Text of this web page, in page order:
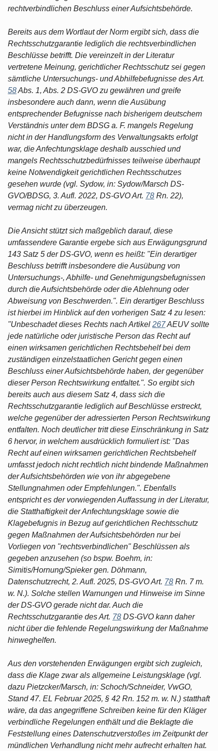
rechtverbindlichen Beschluss einer Aufsichtsbehörde.
Bereits aus dem Wortlaut der Norm ergibt sich, dass die
Rechtsschutzgarantie lediglich die rechtsverbindlichen
Beschlüsse betrifft. Die vereinzelt in der Literatur
vertretene Meinung, gerichtlicher Rechtsschutz sei gegen
sämtliche Untersuchungs- und Abhilfebefugnisse des Art.
58Abs. 1, Abs. 2 DS-GVO zu gewähren und greife
insbesondere auch dann, wenn die Ausübung
entsprechender Befugnisse nach bisherigem deutschem
Verständnis unter dem BDSG a. F. mangels Regelung
nicht in der Handlungsform des Verwaltungsakts erfolgt
war, die Anfechtungsklage deshalb ausschied und
mangels Rechtsschutzbedürfnisses teilweise überhaupt
keine Notwendigkeit gerichtlichen Rechtsschutzes
gesehen wurde (vgl. Sydow, in: Sydow/Marsch DS-
GVO/BDSG, 3. Aufl. 2022, DS-GVO Art. 78 Rn. 22),
vermag nicht zu überzeugen.
Die Ansicht stützt sich maßgeblich darauf, diese
umfassendere Garantie ergebe sich aus Erwägungsgrund
143 Satz 5 der DS-GVO, wenn es heißt: "Ein derartiger
Beschluss betrifft insbesondere die Ausübung von
Untersuchungs-, Abhilfe- und Genehmigungsbefugnissen
durch die Aufsichtsbehörde oder die Ablehnung oder
Abweisung von Beschwerden.". Ein derartiger Beschluss
ist hierbei im Hinblick auf den vorherigen Satz 4 zu lesen:
"Unbeschadet dieses Rechts nach Artikel 267AEUV sollte
jede natürliche oder juristische Person das Recht auf
einen wirksamen gerichtlichen Rechtsbehelf bei dem
zuständigen einzelstaatlichen Gericht gegen einen
Beschluss einer Aufsichtsbehörde haben, der gegenüber
dieser Person Rechtswirkung entfaltet.". So ergibt sich
bereits auch aus diesem Satz 4, dass sich die
Rechtsschutzgarantie lediglich auf Beschlüsse erstreckt,
welche gegenüber der adressierten Person Rechtswirkung
entfalten. Noch deutlicher tritt diese Einschränkung in Satz
6 hervor, in welchem ausdrücklich formuliert ist: "Das
Recht auf einen wirksamen gerichtlichen Rechtsbehelf
umfasst jedoch nicht rechtlich nicht bindende Maßnahmen
der Aufsichtsbehörden wie von ihr abgegebene
Stellungnahmen oder Empfehlungen.". Ebenfalls
entspricht es der vorwiegenden Auffassung in der Literatur,
die Statthaftigkeit der Anfechtungsklage sowie die
Klagebefugnis in Bezug auf gerichtlichen Rechtsschutz
gegen Maßnahmen der Aufsichtsbehörden nur bei
Vorliegen von "rechtsverbindlichen" Beschlüssen als
gegeben anzusehen (so bspw. Boehm, in:
Simitis/Hornung/Spieker gen. Döhmann,
Datenschutzrecht, 2. Aufl. 2025, DS-GVO Art. 78 Rn. 7 m.
w. N.). Solche stellen Warnungen und Hinweise im Sinne
der DS-GVO gerade nicht dar. Auch die
Rechtsschutzgarantie des Art. 78 DS-GVO kann daher
nicht über die fehlende Regelungswirkung der Maßnahme
hinweghelfen.
Aus den vorstehenden Erwägungen ergibt sich zugleich,
dass die Klage zwar als allgemeine Leistungsklage (vgl.
dazu Pietzcker/Marsch, in: Schoch/Schneider, VwGO,
Stand 47. EL Februar 2025, § 42 Rn. 152 m. w. N.) statthaft
wäre, da das angegriffene Schreiben keine für den Kläger
verbindliche Regelungen enthält und die Beklagte die
Feststellung eines Datenschutzverstoßes im Zeitpunkt der
mündlichen Verhandlung nicht mehr aufrecht erhalten hat.